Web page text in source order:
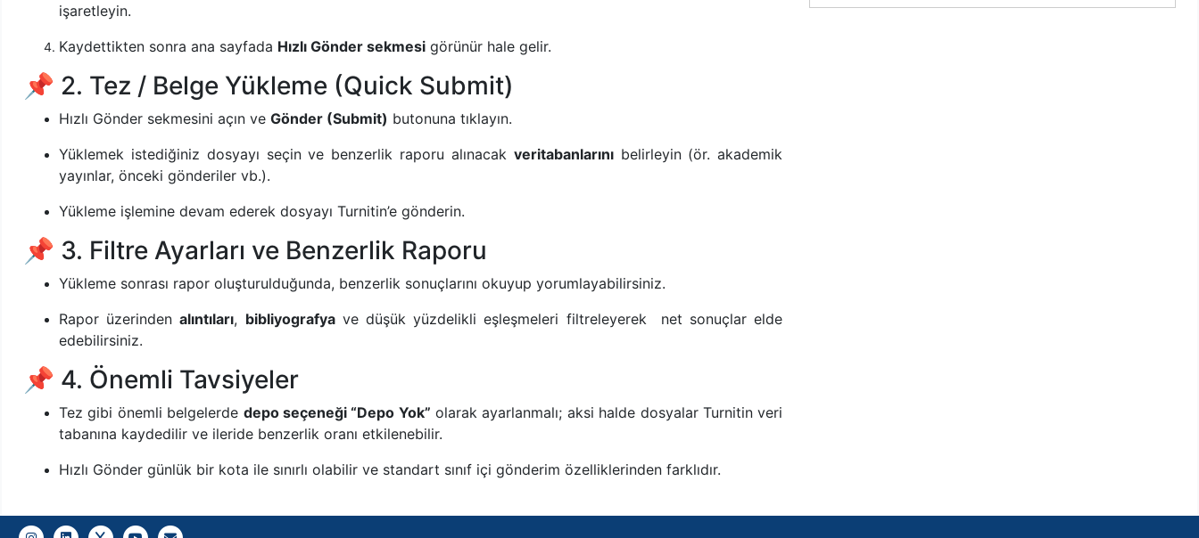
işaretleyin.
Kaydettikten sonra ana sayfada Hızlı Gönder sekmesi görünür hale gelir.
📌 2. Tez / Belge Yükleme (Quick Submit)
Hızlı Gönder sekmesini açın ve Gönder (Submit) butonuna tıklayın.
Yüklemek istediğiniz dosyayı seçin ve benzerlik raporu alınacak veritabanlarınıbelirleyin (ör. akademik
yayınlar, önceki gönderiler vb.).
Yükleme işlemine devam ederek dosyayı Turnitin’e gönderin.
📌 3. Filtre Ayarları ve Benzerlik Raporu
Yükleme sonrası rapor oluşturulduğunda, benzerlik sonuçlarını okuyup yorumlayabilirsiniz.
Rapor üzerindenalıntıları, bibliyografyave düşük yüzdelikli eşleşmeleri filtreleyerek net sonuçlar elde
edebilirsiniz.
📌 4. Önemli Tavsiyeler
Tez gibi önemli belgelerde depo seçeneği “Depo Yok” olarak ayarlanmalı; aksi halde dosyalar Turnitin veri
tabanına kaydedilir ve ileride benzerlik oranı etkilenebilir.
Hızlı Gönder günlük bir kota ile sınırlı olabilir ve standart sınıf içi gönderim özelliklerinden farklıdır.